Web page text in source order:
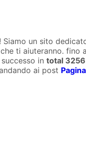
Siamo un sito
ti aiuteranno. fino
in total
andando ai post